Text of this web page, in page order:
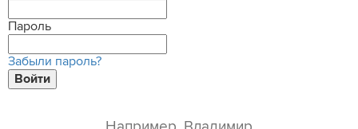
Пароль
Забыли пароль?
Войти